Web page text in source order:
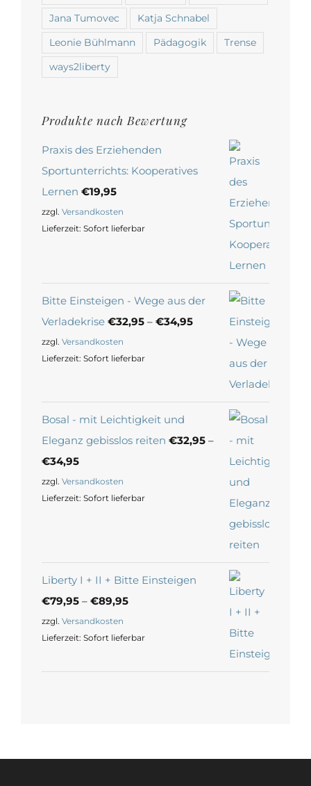
Jana Tumovec Katja Schnabel
Leonie Bühlmann Pädagogik Trense
ways2liberty
Produkte nach Bewertung
Praxis des Erziehenden
Sportunterrichts: Kooperatives
Lernen €19,95
zzgl. Versandkosten
Lieferzeit: Sofort lieferbar
Bitte Einsteigen - Wege aus der
Verladekrise €32,95 – €34,95
zzgl. Versandkosten
Lieferzeit: Sofort lieferbar
Bosal - mit Leichtigkeit und
Eleganz gebisslos reiten €32,95 –
€34,95
zzgl. Versandkosten
Lieferzeit: Sofort lieferbar
Liberty I + II + Bitte Einsteigen
€79,95 – €89,95
zzgl. Versandkosten
Lieferzeit: Sofort lieferbar